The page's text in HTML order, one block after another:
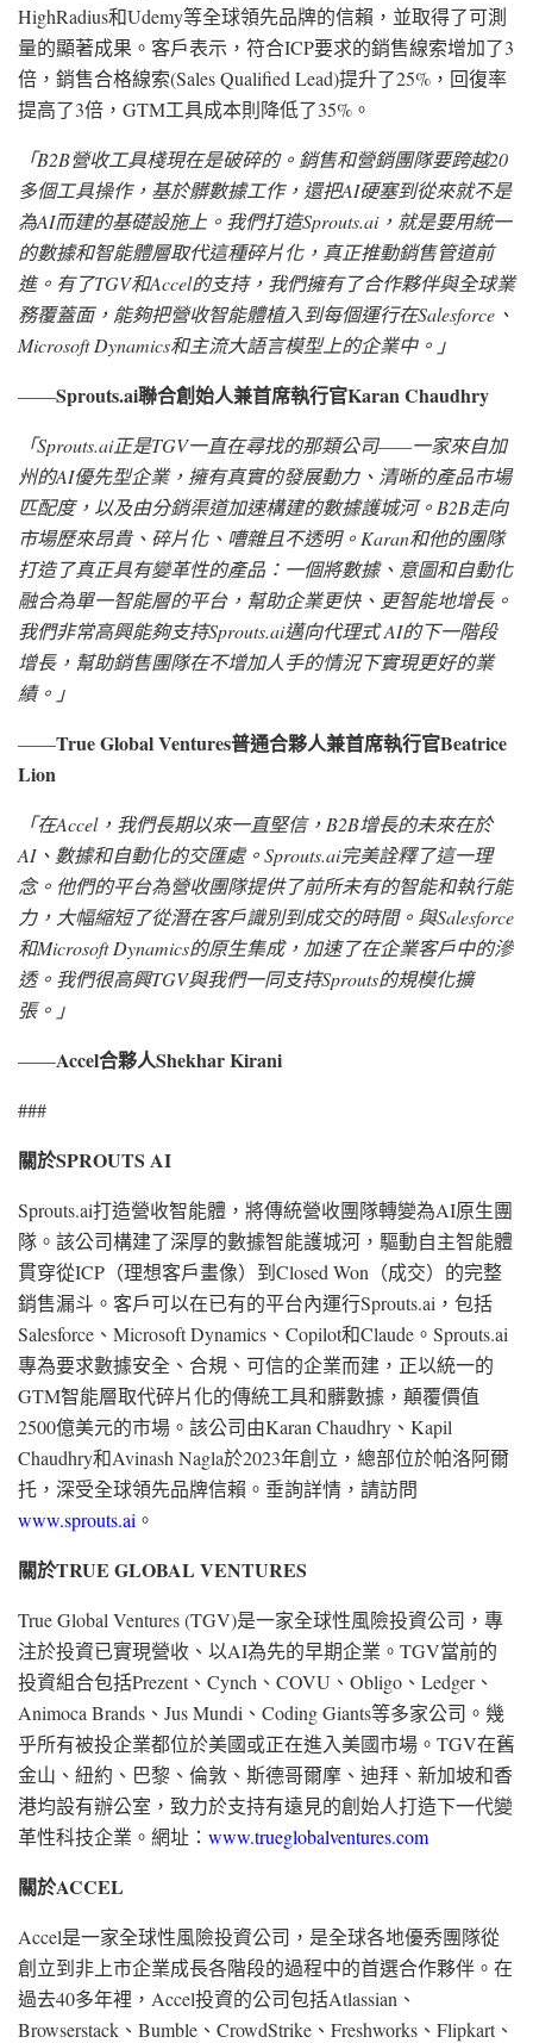
HighRadius和Udemy等全球領先品牌的信賴，並取得了可測
量的顯著成果。客戶表示，符合ICP要求的銷售線索增加了3
倍，銷售合格線索(Sales Qualified Lead)提升了25%，回復率
提高了3倍，GTM工具成本則降低了35%。
「B2B營收工具棧現在是破碎的。銷售和營銷團隊要跨越20
多個工具操作，基於髒數據工作，還把AI硬塞到從來就不是
為AI而建的基礎設施上。我們打造Sprouts.ai，就是要用統一
的數據和智能體層取代這種碎片化，真正推動銷售管道前
進。有了TGV和Accel的支持，我們擁有了合作夥伴與全球業
務覆蓋面，能夠把營收智能體植入到每個運行在Salesforce、
Microsoft Dynamics和主流大語言模型上的企業中。 」
——Sprouts.ai聯合創始人兼首席執行官Karan Chaudhry
「Sprouts.ai正是TGV一直在尋找的那類公司——一家來自加
州的AI優先型企業，擁有真實的發展動力、清晰的產品市場
匹配度，以及由分銷渠道加速構建的數據護城河。B2B走向
市場歷來昂貴、碎片化、嘈雜且不透明。Karan和他的團隊
打造了真正具有變革性的產品：一個將數據、意圖和自動化
融合為單一智能層的平台，幫助企業更快、更智能地增長。
我們非常高興能夠支持Sprouts.ai邁向代理式 AI的下一階段
增長，幫助銷售團隊在不增加人手的情況下實現更好的業
績。 」
——True Global Ventures普通合夥人兼首席執行官Beatrice
Lion
「在Accel，我們長期以來一直堅信，B2B增長的未來在於
AI、數據和自動化的交匯處。Sprouts.ai完美詮釋了這一理
念。他們的平台為營收團隊提供了前所未有的智能和執行能
力，大幅縮短了從潛在客戶識別到成交的時間。與Salesforce
和Microsoft Dynamics的原生集成，加速了在企業客戶中的滲
透。我們很高興TGV與我們一同支持Sprouts的規模化擴
張。 」
——Accel合夥人Shekhar Kirani
###
關於SPROUTS AI
Sprouts.ai打造營收智能體，將傳統營收團隊轉變為AI原生團
隊。該公司構建了深厚的數據智能護城河，驅動自主智能體
貫穿從ICP（理想客戶畫像）到Closed Won（成交）的完整
銷售漏斗。客戶可以在已有的平台內運行Sprouts.ai，包括
Salesforce、Microsoft Dynamics、Copilot和Claude。Sprouts.ai
專為要求數據安全、合規、可信的企業而建，正以統一的
GTM智能層取代碎片化的傳統工具和髒數據，顛覆價值
2500億美元的市場。該公司由Karan Chaudhry、Kapil
Chaudhry和Avinash Nagla於2023年創立，總部位於帕洛阿爾
托，深受全球領先品牌信賴。垂詢詳情，請訪問
www.sprouts.ai 。
關於TRUE GLOBAL VENTURES
True Global Ventures (TGV)是一家全球性風險投資公司，專
注於投資已實現營收、以AI為先的早期企業。TGV當前的
投資組合包括Prezent、Cynch、COVU、Obligo、Ledger、
Animoca Brands、Jus Mundi、Coding Giants等多家公司。幾
乎所有被投企業都位於美國或正在進入美國市場。TGV在舊
金山、紐約、巴黎、倫敦、斯德哥爾摩、迪拜、新加坡和香
港均設有辦公室，致力於支持有遠見的創始人打造下一代變
革性科技企業。網址： www.trueglobalventures.com
關於ACCEL
Accel是一家全球性風險投資公司，是全球各地優秀團隊從
創立到非上市企業成長各階段的過程中的首選合作夥伴。在
過去40多年裡，Accel投資的公司包括Atlassian、
Browserstack、Bumble、CrowdStrike、Freshworks、Flipkart、